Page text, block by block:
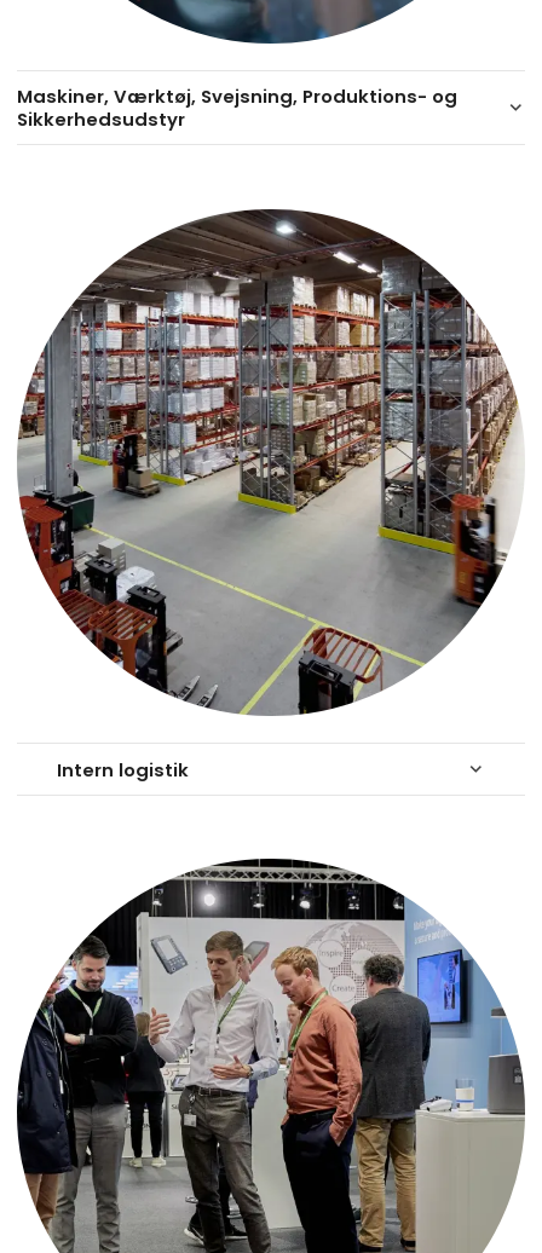
Maskiner, Værktøj, Svejsning, Produktions- og
Sikkerhedsudstyr
keyboard_arrow_down
Intern logistik keyboard_arrow_down